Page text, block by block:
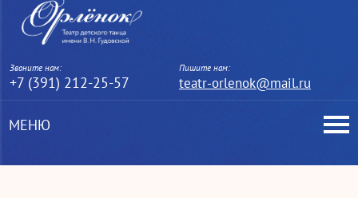
Звоните нам:
+7 (391) 212-25-57
Пишите нам:
teatr-orlenok@mail.ru
МЕНЮ